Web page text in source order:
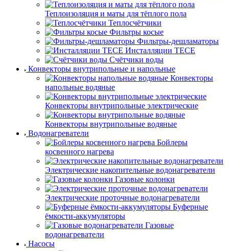
Теплоизоляция и маты для тёплого пола
Теплосчётчики
Фильтры косые
Фильтры-дешламаторы
Инсталляции TECE
Счётчики воды
Конвекторы внутрипольные и напольные
Конвекторы
напольные водяные
Конвекторы внутрипольные электрические
Конвекторы внутрипольные водяные
Водонагреватели
Бойлеры
косвенного нагрева
Электрические накопительные водонагреватели
Газовые колонки
Электрические проточные водонагреватели
Буферные
ёмкости-аккумуляторы
Газовые
водонагреватели
Насосы